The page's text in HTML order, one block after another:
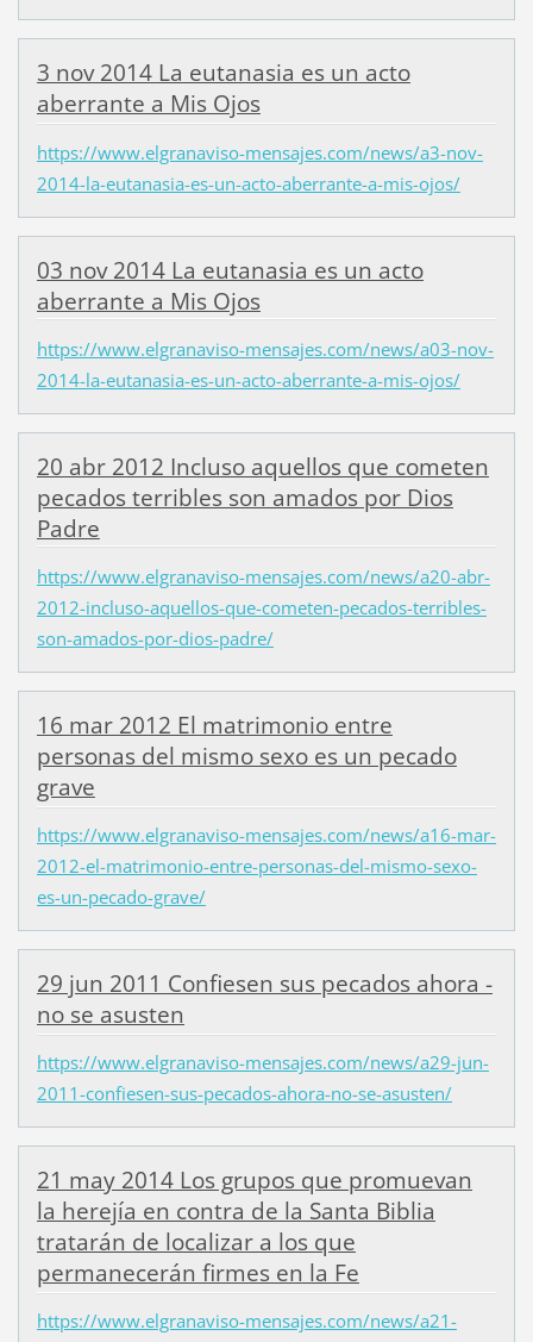
3 nov 2014 La eutanasia es un acto
aberrante a Mis Ojos
https://www.elgranaviso-mensajes.com/news/a3-nov-
2014-la-eutanasia-es-un-acto-aberrante-a-mis-ojos/
03 nov 2014 La eutanasia es un acto
aberrante a Mis Ojos
https://www.elgranaviso-mensajes.com/news/a03-nov-
2014-la-eutanasia-es-un-acto-aberrante-a-mis-ojos/
20 abr 2012 Incluso aquellos que cometen
pecados terribles son amados por Dios
Padre
https://www.elgranaviso-mensajes.com/news/a20-abr-
2012-incluso-aquellos-que-cometen-pecados-terribles-
son-amados-por-dios-padre/
16 mar 2012 El matrimonio entre
personas del mismo sexo es un pecado
grave
https://www.elgranaviso-mensajes.com/news/a16-mar-
2012-el-matrimonio-entre-personas-del-mismo-sexo-
es-un-pecado-grave/
29 jun 2011 Confiesen sus pecados ahora -
no se asusten
https://www.elgranaviso-mensajes.com/news/a29-jun-
2011-confiesen-sus-pecados-ahora-no-se-asusten/
21 may 2014 Los grupos que promuevan
la herejía en contra de la Santa Biblia
tratarán de localizar a los que
permanecerán firmes en la Fe
https://www.elgranaviso-mensajes.com/news/a21-